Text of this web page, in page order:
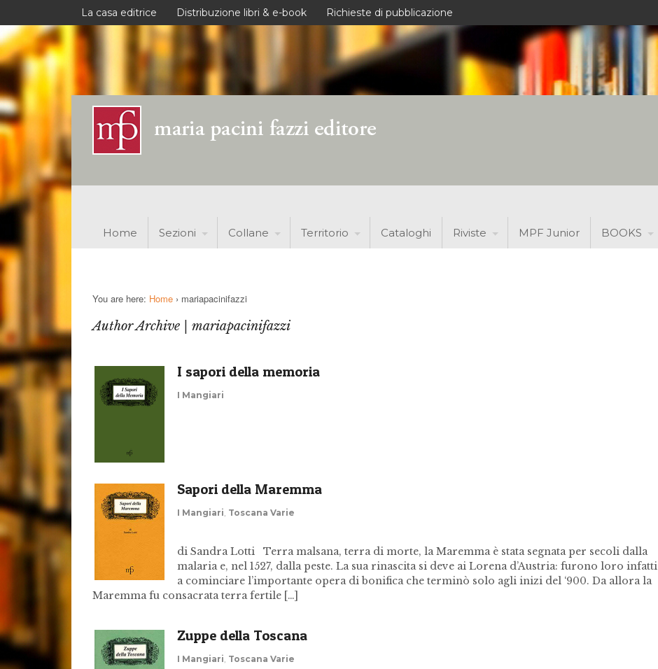
La casa editrice Distribuzione libri & e-book Richieste di pubblicazione
Home Sezioni Collane Territorio Cataloghi Riviste MPF Junior BOOKS
You are here: Home › mariapacinifazzi
Author Archive | mariapacinifazzi
I sapori della memoria
I Mangiari
Sapori della Maremma
I Mangiari, Toscana Varie
di Sandra Lotti Terra malsana, terra di morte, la Maremma è stata segnata per secoli dalla
malaria e, nel 1527, dalla peste. La sua rinascita si deve ai Lorena d’Austria: furono loro infatti
a cominciare l’importante opera di bonifica che terminò solo agli inizi del ‘900. Da allora la
Maremma fu consacrata terra fertile […]
Zuppe della Toscana
I Mangiari Toscana Varie